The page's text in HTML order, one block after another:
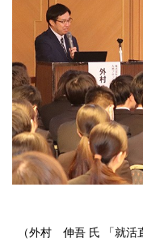
（外村 伸吾 氏 「就活